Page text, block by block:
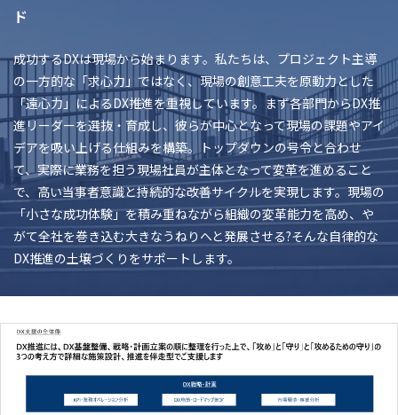
ド
成功するDXは現場から始まります。私たちは、プロジェクト主導
の一方的な「求心力」ではなく、現場の創意工夫を原動力とした
「遠心力」によるDX推進を重視しています。まず各部門からDX推
進リーダーを選抜・育成し、彼らが中心となって現場の課題やアイ
デアを吸い上げる仕組みを構築。トップダウンの号令と合わせ
て、実際に業務を担う現場社員が主体となって変革を進めること
で、高い当事者意識と持続的な改善サイクルを実現します。現場の
「小さな成功体験」を積み重ねながら組織の変革能力を高め、や
がて全社を巻き込む大きなうねりへと発展させる?そんな自律的な
DX推進の土壌づくりをサポートします。